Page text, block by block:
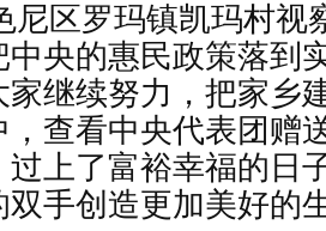
尼区罗玛镇凯玛村视
中央的惠民政策落到
家继续努力，把家乡
，查看中央代表团赠
过上了富裕幸福的日
双手创造更加美好的